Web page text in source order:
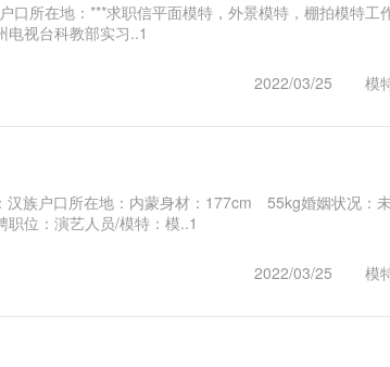
口所在地：***求职信平面模特，外景模特，棚拍模特工
视台科教部实习..1
模
2022/03/25
汉族户口所在地：内蒙身材：177cm 55kg婚姻状况：未
位：演艺人员/模特：模..1
模
2022/03/25